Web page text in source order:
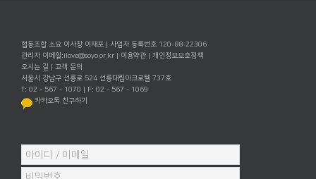
협동조합 소요 이사장 이재포 | 사업자 등록번호 120-88-22306
관리자 이메일:ilove@soyo.or.kr | 이용약관 | 개인정보보호정책
오시는 길 | 고객 문의
서울시 강남구 선릉로 524 선릉대림아크로텔 737호
T: 02 - 567 - 1070 | F: 02 - 567 - 1069
카카오톡 친구하기